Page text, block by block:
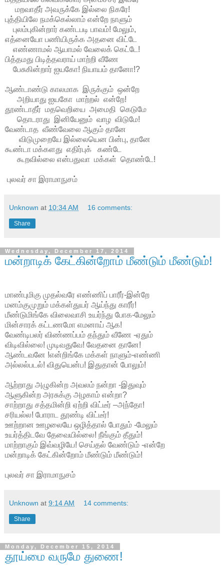
மறவாதீர் அவருக்கே இல்லை நிகரே!
புத்தியிலே நமக்கெல்லாம் என்றே நாளும்
புலம்புகின்றார் கண்டபடி பாவம்! மேலும்,
எத்னையோ பணியிருக்க அதனை விட்டே
எண்ணாமல் ஆயாமல் வேலைக் கெட்டே!
பித்தமது பிடித்தவராய் மாற்றி வீணே
பேசுகின்றார் ஐயகோ! நியாயம் தானோ!?
ஆண்டாண்டு காலமாக இருக்கும் ஒன்றே
அறியாது ஐயகோ மாற்றல் என்றே!
தூண்டாதீர் மதவெறியை அமைதி கெடுமே
தொடராது இனியேனும் வாழ விடுமே!
வேண்டாத வீண்வேலை ஆகும் தானே
விடுமுறையே இல்லையென பின்பு, தானே
கூண்டா மக்களது எதிர்புக் கண்டே
கூறவில்லை என்பதுவா மக்கள் தொண்டே!
புலவர் சா இராமாநுசம்
Unknown at 10:34 AM 16 comments:
Share
Wednesday, December 17, 2014
மன்றாடிக் கேட்கின்றோம் மீண்டும் மீண்டும்!
மாண்புமிகு முதல்வரே எண்ணிப் பாரீர்-இன்றே
மனம்குமுறும் மக்கள்துயர் ஆய்ந்து காரீர்!
மீண்டுமிங்கே விலைவாசி உயர்ந்து போக-மேலும்
மின்சாரக் கட்டணமோ எமனாய் ஆக!
வேண்டிபலர் விண்ணப்பம் தந்தும் வீணே -ஏதும்
விடிவில்லை! முடிவதுவே! வேதனை தானே!
ஆண்டவனே !என்றிங்கே மக்கள் நாளும்-எண்ணி
அல்லல்படல்! விதுயென்ப! இதுதான் போலும்!
ஆற்றாது அழுகின்ற அவலம் நன்றா -இதுவும்
ஆளுகின்ற அரசுக்கு அழகாம் என்றா?
சாற்றாது சத்தமின்றி ஏற்றி விட்டீர் –அந்தோ!
சரியல்ல! போராட தூண்டி விட்டீர்!
ஊற்றான ஊழலையே ஒழித்தால் போதும் -மேலும்
உயர்த்திடவே தேவையில்லை! நீங்கும் தீதும்!
மாற்றாகும் இவ்வழியே! செய்தல் வேண்டும் -என்றே
மன்றாடிக் கேட்கின்றோம் மீண்டும் மீண்டும்!
புலவர் சா இராமாநுசம்
Unknown at 9:14 AM 14 comments:
Share
Monday, December 15, 2014
தூய்மை வருமே துணை!